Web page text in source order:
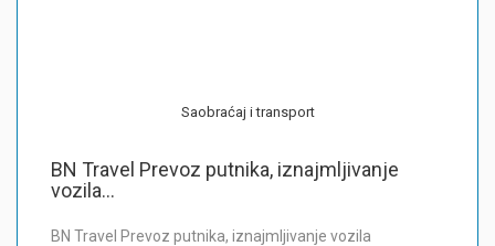
Saobraćaj i transport
BN Travel Prevoz putnika, iznajmljivanje
vozila...
BN Travel Prevoz putnika, iznajmljivanje vozila